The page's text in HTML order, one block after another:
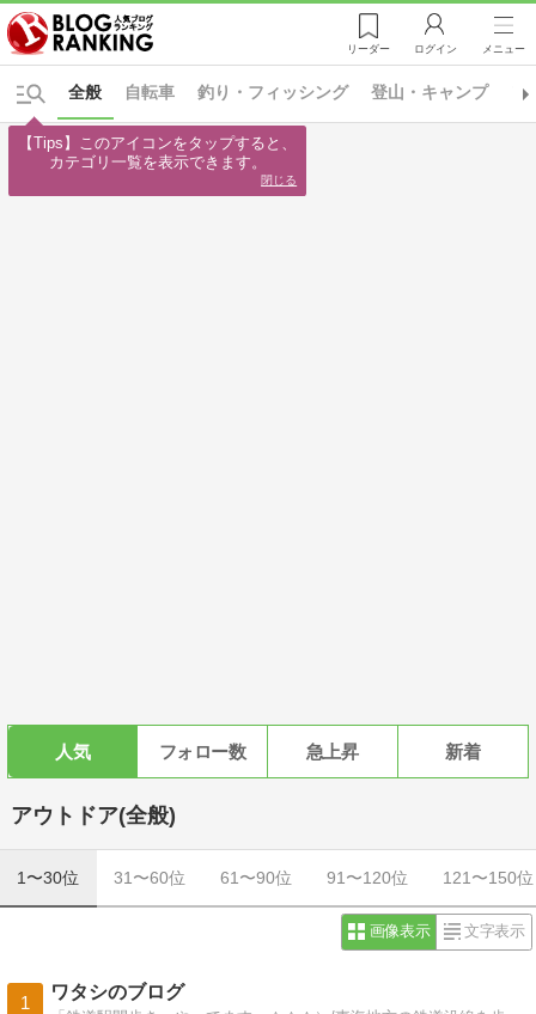
リーダー ログイン メニュー
自転車 釣り・フィッシング 登山・キャンプ
全般
人気 フォロー数 急上昇 新着
アウトドア(全般)
1〜30位 31〜60位 61〜90位 91〜120位 121〜150位
画像表示 文字表示
1
ワタシのブログ
【Tips】このアイコンをタップすると、
カテゴリ一覧を表示できます。
閉じる